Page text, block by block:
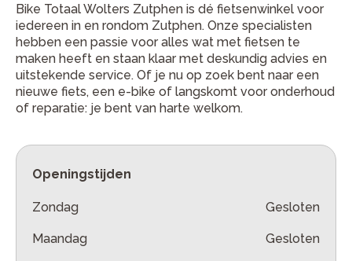
Bike Totaal Wolters Zutphen is dé fietsenwinkel voor
iedereen in en rondom Zutphen. Onze specialisten
hebben een passie voor alles wat met fietsen te
maken heeft en staan klaar met deskundig advies en
uitstekende service. Of je nu op zoek bent naar een
nieuwe fiets, een e-bike of langskomt voor onderhoud
of reparatie: je bent van harte welkom.
Openingstijden
Zondag Gesloten
Maandag Gesloten